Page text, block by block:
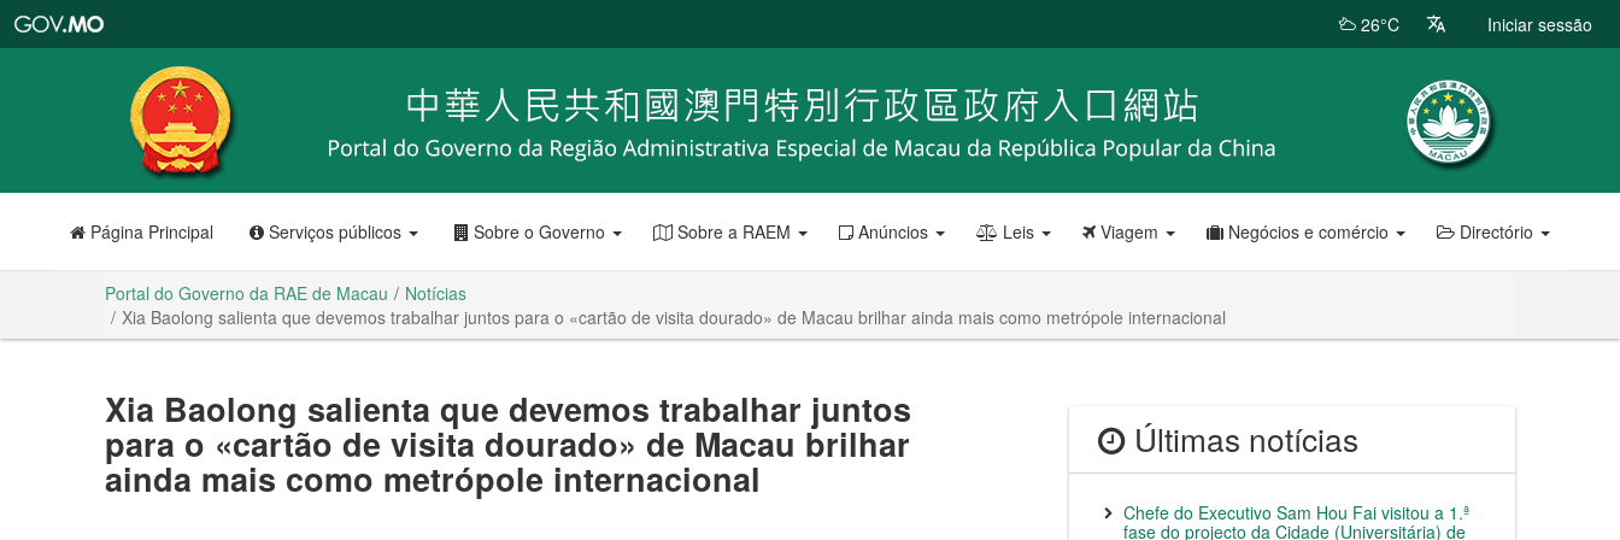
RAE
de
Macau
26°C Iniciar sessão
Página Principal Serviços públicos Sobre o Governo Sobre a RAEM Anúncios Leis Viagem Negócios e comércio Directório
Portal do Governo da RAE de Macau
Notícias
Xia Baolong salienta que devemos trabalhar juntos para o «cartão de visita dourado» de Macau brilhar ainda mais como metrópole internacional
Xia Baolong salienta que devemos trabalhar juntos
para o «cartão de visita dourado» de Macau brilhar
ainda mais como metrópole internacional
Últimas notícias
Chefe do Executivo Sam Hou Fai visitou a 1.ª
fase do projecto da Cidade (Universitária) de